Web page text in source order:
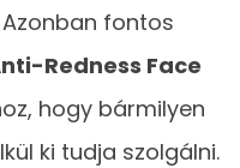
fontos
Redness Face
hogy bármilyen
ki tudja szolgálni.